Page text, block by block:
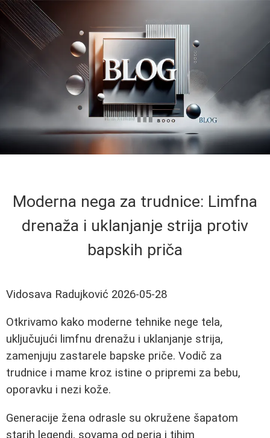
Moderna nega za trudnice: Limfna
drenaža i uklanjanje strija protiv
bapskih priča
Vidosava Radujković 2026-05-28
Otkrivamo kako moderne tehnike nege tela,
uključujući limfnu drenažu i uklanjanje strija,
zamenjuju zastarele bapske priče. Vodič za
trudnice i mame kroz istine o pripremi za bebu,
oporavku i nezi kože.
Generacije žena odrasle su okružene šapatom
starih legendi, sovama od perja i tihim